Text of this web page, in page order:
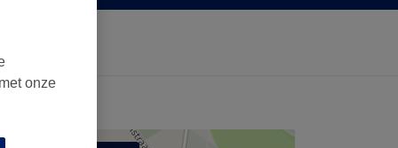
onze